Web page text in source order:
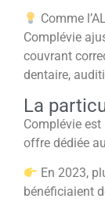
Comme
Complévie
couvrant
dentaire,
La
Complévie est
offre dédiée
En 2023,
bénéficiaient